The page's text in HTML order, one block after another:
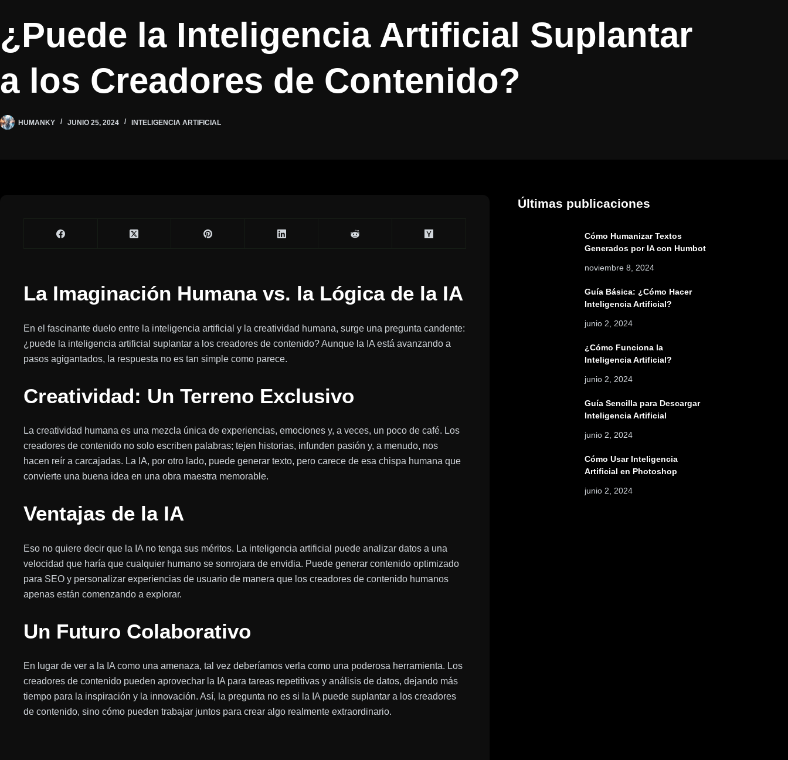
¿Puede la Inteligencia Artificial Suplantar
a los Creadores de Contenido?
HUMANKY JUNIO 25, 2024 INTELIGENCIA ARTIFICIAL
La Imaginación Humana vs. la Lógica de la IA
En el fascinante duelo entre la inteligencia artificial y la creatividad humana, surge una pregunta candente:
¿puede la inteligencia artificial suplantar a los creadores de contenido? Aunque la IA está avanzando a
pasos agigantados, la respuesta no es tan simple como parece.
Creatividad: Un Terreno Exclusivo
La creatividad humana es una mezcla única de experiencias, emociones y, a veces, un poco de café. Los
creadores de contenido no solo escriben palabras; tejen historias, infunden pasión y, a menudo, nos
hacen reír a carcajadas. La IA, por otro lado, puede generar texto, pero carece de esa chispa humana que
convierte una buena idea en una obra maestra memorable.
Ventajas de la IA
Eso no quiere decir que la IA no tenga sus méritos. La inteligencia artificial puede analizar datos a una
velocidad que haría que cualquier humano se sonrojara de envidia. Puede generar contenido optimizado
para SEO y personalizar experiencias de usuario de manera que los creadores de contenido humanos
apenas están comenzando a explorar.
Un Futuro Colaborativo
En lugar de ver a la IA como una amenaza, tal vez deberíamos verla como una poderosa herramienta. Los
creadores de contenido pueden aprovechar la IA para tareas repetitivas y análisis de datos, dejando más
tiempo para la inspiración y la innovación. Así, la pregunta no es si la IA puede suplantar a los creadores
de contenido, sino cómo pueden trabajar juntos para crear algo realmente extraordinario.
Últimas publicaciones
Cómo Humanizar Textos
Generados por IA con Humbot
noviembre 8, 2024
Guía Básica: ¿Cómo Hacer
Inteligencia Artificial?
junio 2, 2024
¿Cómo Funciona la
Inteligencia Artificial?
junio 2, 2024
Guía Sencilla para Descargar
Inteligencia Artificial
junio 2, 2024
Cómo Usar Inteligencia
Artificial en Photoshop
junio 2, 2024